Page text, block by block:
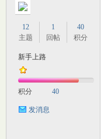
12
主题
1
回帖
40
积分
新手上路
积分 40
发消息